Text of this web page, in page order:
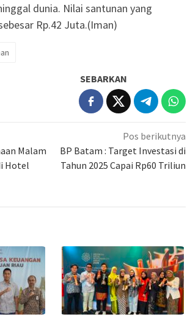
dunia. Nilai santunan yang
Rp.42 Juta.(Iman)
SEBARKAN
Malam
Hotel
Pos berikutnya
BP Batam : Target Investasi di
Tahun 2025 Capai Rp60 Triliun